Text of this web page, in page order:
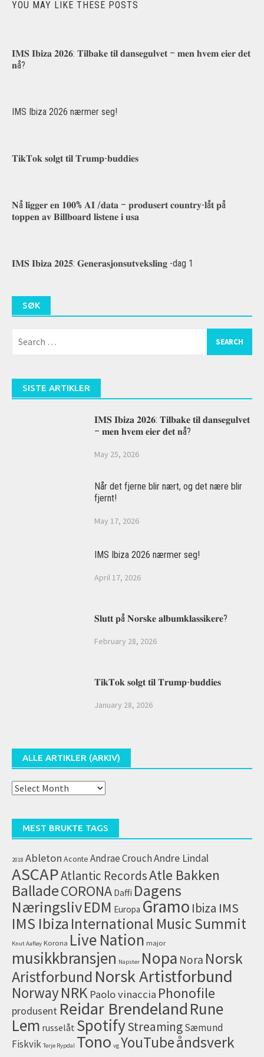
YOU MAY LIKE THESE POSTS
𝐈𝐌𝐒 𝐈𝐛𝐢𝐳𝐚 𝟐𝟎𝟐𝟔: 𝐓𝐢𝐥𝐛𝐚𝐤𝐞 𝐭𝐢𝐥 𝐝𝐚𝐧𝐬𝐞𝐠𝐮𝐥𝐯𝐞𝐭 – 𝐦𝐞𝐧 𝐡𝐯𝐞𝐦 𝐞𝐢𝐞𝐫 𝐝𝐞𝐭
𝐧å?
IMS Ibiza 2026 nærmer seg!
𝐓𝐢𝐤𝐓𝐨𝐤 𝐬𝐨𝐥𝐠𝐭 𝐭𝐢𝐥 𝐓𝐫𝐮𝐦𝐩-𝐛𝐮𝐝𝐝𝐢𝐞𝐬
𝐍å 𝐥𝐢𝐠𝐠𝐞𝐫 𝐞𝐧 𝟏𝟎𝟎% 𝐀𝐈 /𝐝𝐚𝐭𝐚 – 𝐩𝐫𝐨𝐝𝐮𝐬𝐞𝐫𝐭 𝐜𝐨𝐮𝐧𝐭𝐫𝐲-𝐥å𝐭 𝐩å
𝐭𝐨𝐩𝐩𝐞𝐧 𝐚𝐯 𝐁𝐢𝐥𝐥𝐛𝐨𝐚𝐫𝐝 𝐥𝐢𝐬𝐭𝐞𝐧𝐞 𝐢 𝐮𝐬𝐚
𝐈𝐌𝐒 𝐈𝐛𝐢𝐳𝐚 𝟐𝟎𝟐𝟓: 𝐆𝐞𝐧𝐞𝐫𝐚𝐬𝐣𝐨𝐧𝐬𝐮𝐭𝐯𝐞𝐤𝐬𝐥𝐢𝐧𝐠 -dag 1
SØK
for:
SISTE ARTIKLER
𝐈𝐌𝐒 𝐈𝐛𝐢𝐳𝐚 𝟐𝟎𝟐𝟔: 𝐓𝐢𝐥𝐛𝐚𝐤𝐞 𝐭𝐢𝐥 𝐝𝐚𝐧𝐬𝐞𝐠𝐮𝐥𝐯𝐞𝐭
– 𝐦𝐞𝐧 𝐡𝐯𝐞𝐦 𝐞𝐢𝐞𝐫 𝐝𝐞𝐭 𝐧å?
May 25, 2026
Når det fjerne blir nært, og det nære blir
fjernt!
May 17, 2026
IMS Ibiza 2026 nærmer seg!
April 17, 2026
𝐒𝐥𝐮𝐭𝐭 𝐩å 𝐍𝐨𝐫𝐬𝐤𝐞 𝐚𝐥𝐛𝐮𝐦𝐤𝐥𝐚𝐬𝐬𝐢𝐤𝐞𝐫𝐞?
February 28, 2026
𝐓𝐢𝐤𝐓𝐨𝐤 𝐬𝐨𝐥𝐠𝐭 𝐭𝐢𝐥 𝐓𝐫𝐮𝐦𝐩-𝐛𝐮𝐝𝐝𝐢𝐞𝐬
January 28, 2026
ALLE ARTIKLER (ARKIV)
Alle
MEST BRUKTE TAGS
2018 Ableton Aconte Andrae CrouchAndre Lindal
ASCAPAtlantic RecordsAtle Bakken
BalladeCORONA Daffi Dagens
NæringslivEDM Europa Gramo Ibiza IMS
IMS Ibiza International Music Summit
Knut Aafløy Korona Live Nation major
musikkbransjen Napster Nopa Nora Norsk
Aristforbund Norsk Artistforbund
NorwayNRK Paolo vinaccia Phonofile
produsent Reidar Brendeland Rune
Lem russelåt SpotifyStreamingSæmund
Fiskvik Terje Rypdal Tono vg YouTubeåndsverk